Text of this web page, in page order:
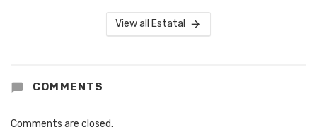
View all Estatal
COMMENTS
Comments are closed.